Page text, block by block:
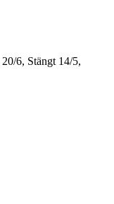
20/6, Stängt 14/5,